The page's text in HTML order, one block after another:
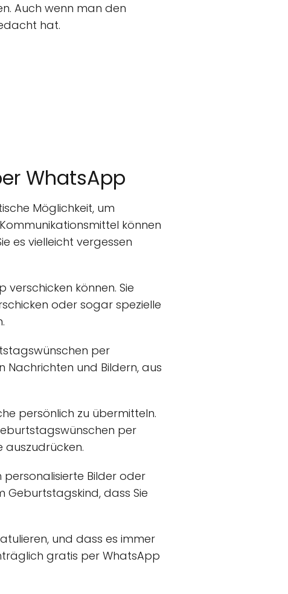
Auch wenn man den
hat.
WhatsApp
Möglichkeit, um
können
es vielleicht vergessen
können. Sie
oder sogar spezielle
per
Nachrichten und Bildern, aus
persönlich zu übermitteln.
per
auszudrücken.
personalisierte Bilder oder
Geburtstagskind, dass Sie
und dass es immer
gratis per WhatsApp